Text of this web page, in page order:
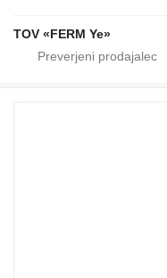
TOV «FERM Ye»